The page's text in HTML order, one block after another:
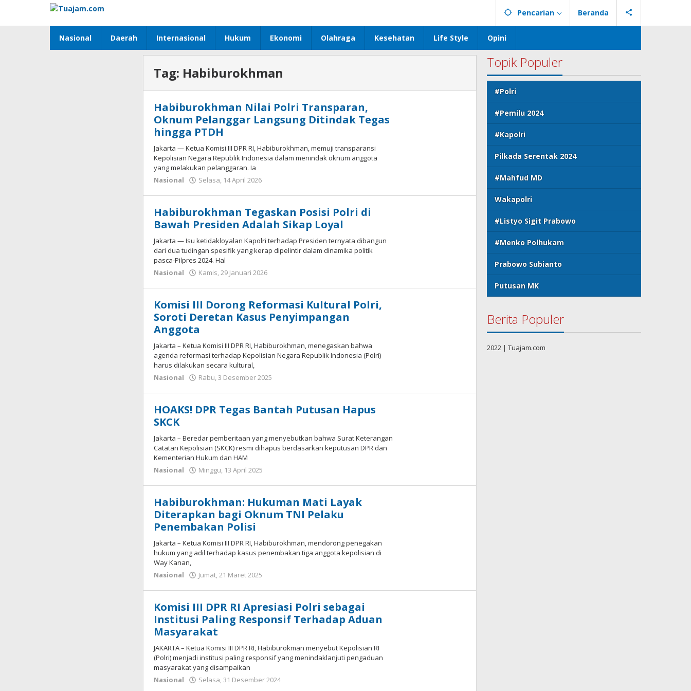
konten
Pencarian Beranda
Nasional Daerah Internasional Hukum Ekonomi Olahraga Kesehatan Life Style Opini
Tag: Habiburokhman
Habiburokhman Nilai Polri Transparan,
Oknum Pelanggar Langsung Ditindak Tegas
hingga PTDH
Jakarta — Ketua Komisi III DPR RI, Habiburokhman, memuji transparansi
Kepolisian Negara Republik Indonesia dalam menindak oknum anggota
yang melakukan pelanggaran. Ia
Nasional
Selasa, 14 April 2026
Habiburokhman Tegaskan Posisi Polri di
Bawah Presiden Adalah Sikap Loyal
Jakarta — Isu ketidakloyalan Kapolri terhadap Presiden ternyata dibangun
dari dua tudingan spesifik yang kerap dipelintir dalam dinamika politik
pasca-Pilpres 2024. Hal
Nasional
Kamis, 29 Januari 2026
Komisi III Dorong Reformasi Kultural Polri,
Soroti Deretan Kasus Penyimpangan
Anggota
Jakarta – Ketua Komisi III DPR RI, Habiburokhman, menegaskan bahwa
agenda reformasi terhadap Kepolisian Negara Republik Indonesia (Polri)
harus dilakukan secara kultural,
Nasional
Rabu, 3 Desember 2025
HOAKS! DPR Tegas Bantah Putusan Hapus
SKCK
Jakarta – Beredar pemberitaan yang menyebutkan bahwa Surat Keterangan
Catatan Kepolisian (SKCK) resmi dihapus berdasarkan keputusan DPR dan
Kementerian Hukum dan HAM
Nasional
Minggu, 13 April 2025
Habiburokhman: Hukuman Mati Layak
Diterapkan bagi Oknum TNI Pelaku
Penembakan Polisi
Jakarta – Ketua Komisi III DPR RI, Habiburokhman, mendorong penegakan
hukum yang adil terhadap kasus penembakan tiga anggota kepolisian di
Way Kanan,
Nasional
Jumat, 21 Maret 2025
Komisi III DPR RI Apresiasi Polri sebagai
Institusi Paling Responsif Terhadap Aduan
Masyarakat
JAKARTA – Ketua Komisi III DPR RI, Habiburokman menyebut Kepolisian RI
(Polri) menjadi institusi paling responsif yang menindaklanjuti pengaduan
masyarakat yang disampaikan
Nasional
Selasa, 31 Desember 2024
Topik Populer
#Polri
#Pemilu 2024
#Kapolri
Pilkada Serentak 2024
#Mahfud MD
Wakapolri
#Listyo Sigit Prabowo
#Menko Polhukam
Prabowo Subianto
Putusan MK
Berita Populer
2022 | Tuajam.com